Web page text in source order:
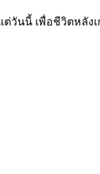
ต่วันนี้ เพื่อชีวิตหลั